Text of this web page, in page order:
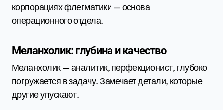
корпорациях флегматики — основа
операционного отдела.
Меланхолик: глубина и качество
Меланхолик — аналитик, перфекционист, глубоко
погружается в задачу. Замечает детали, которые
другие упускают.